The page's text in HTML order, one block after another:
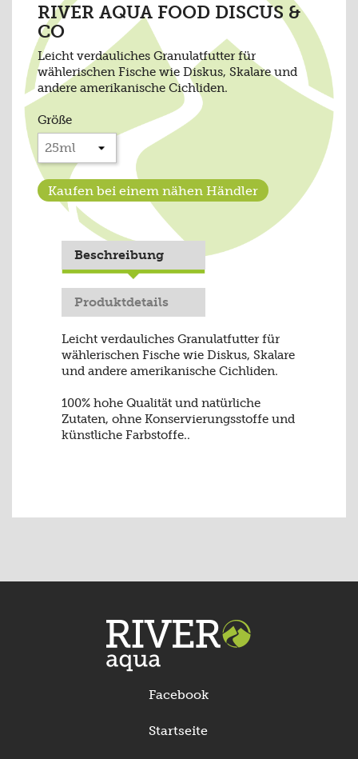
RIVER AQUA FOOD DISCUS &
CO
Leicht verdauliches Granulatfutter für
wählerischen Fische wie Diskus, Skalare und
andere amerikanische Cichliden.
Größe
Kaufen bei einem nähen Händler
Beschreibung
Produktdetails
Leicht verdauliches Granulatfutter für
wählerischen Fische wie Diskus, Skalare
und andere amerikanische Cichliden.
100% hohe Qualität und natürliche
Zutaten, ohne Konservierungsstoffe und
künstliche Farbstoffe..
Facebook
Startseite